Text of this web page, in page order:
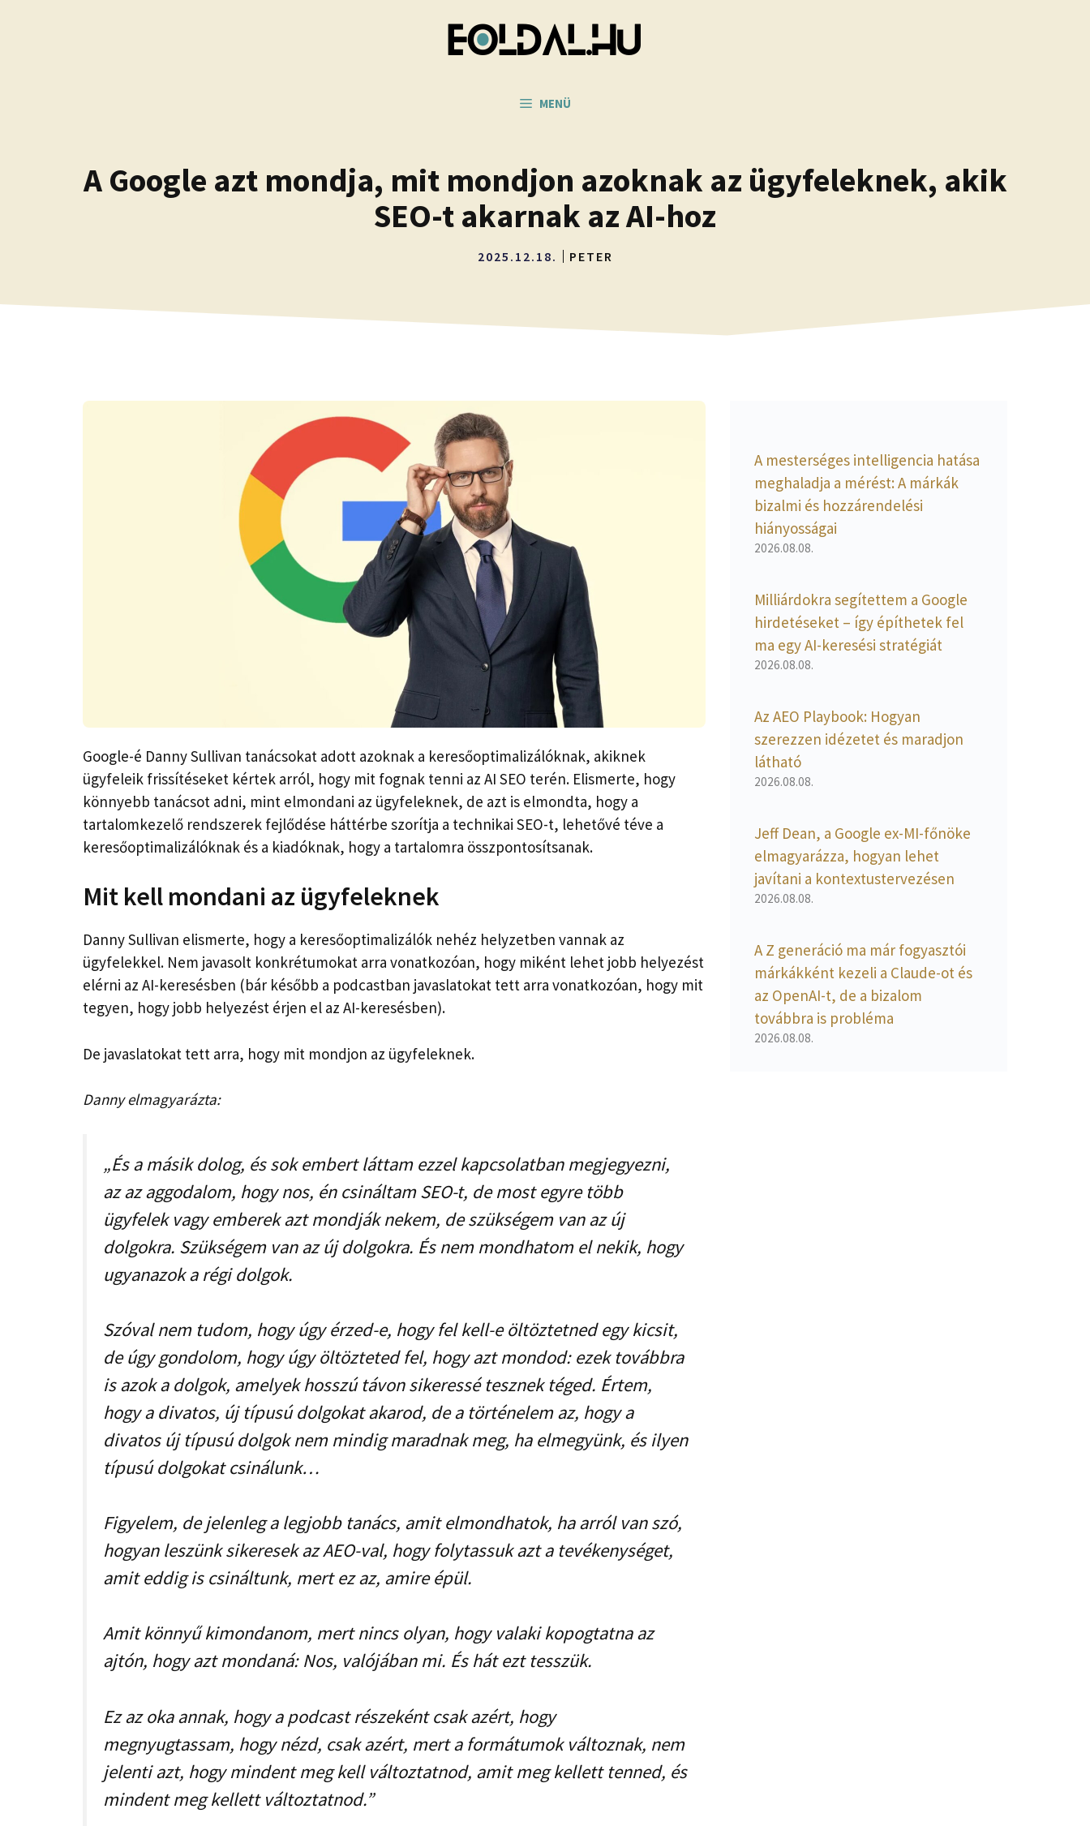
MENÜ
A Google azt mondja, mit mondjon azoknak az ügyfeleknek, akik
SEO-t akarnak az AI-hoz
2025.12.18. PETER
Google-é Danny Sullivan tanácsokat adott azoknak a keresőoptimalizálóknak, akiknek
ügyfeleik frissítéseket kértek arról, hogy mit fognak tenni az AI SEO terén. Elismerte, hogy
könnyebb tanácsot adni, mint elmondani az ügyfeleknek, de azt is elmondta, hogy a
tartalomkezelő rendszerek fejlődése háttérbe szorítja a technikai SEO-t, lehetővé téve a
keresőoptimalizálóknak és a kiadóknak, hogy a tartalomra összpontosítsanak.
Mit kell mondani az ügyfeleknek
Danny Sullivan elismerte, hogy a keresőoptimalizálók nehéz helyzetben vannak az
ügyfelekkel. Nem javasolt konkrétumokat arra vonatkozóan, hogy miként lehet jobb helyezést
elérni az AI-keresésben (bár később a podcastban javaslatokat tett arra vonatkozóan, hogy mit
tegyen, hogy jobb helyezést érjen el az AI-keresésben).
De javaslatokat tett arra, hogy mit mondjon az ügyfeleknek.
Danny elmagyarázta:
„És a másik dolog, és sok embert láttam ezzel kapcsolatban megjegyezni,
az az aggodalom, hogy nos, én csináltam SEO-t, de most egyre több
ügyfelek vagy emberek azt mondják nekem, de szükségem van az új
dolgokra. Szükségem van az új dolgokra. És nem mondhatom el nekik, hogy
ugyanazok a régi dolgok.
Szóval nem tudom, hogy úgy érzed-e, hogy fel kell-e öltöztetned egy kicsit,
de úgy gondolom, hogy úgy öltözteted fel, hogy azt mondod: ezek továbbra
is azok a dolgok, amelyek hosszú távon sikeressé tesznek téged. Értem,
hogy a divatos, új típusú dolgokat akarod, de a történelem az, hogy a
divatos új típusú dolgok nem mindig maradnak meg, ha elmegyünk, és ilyen
típusú dolgokat csinálunk…
Figyelem, de jelenleg a legjobb tanács, amit elmondhatok, ha arról van szó,
hogyan leszünk sikeresek az AEO-val, hogy folytassuk azt a tevékenységet,
amit eddig is csináltunk, mert ez az, amire épül.
Amit könnyű kimondanom, mert nincs olyan, hogy valaki kopogtatna az
ajtón, hogy azt mondaná: Nos, valójában mi. És hát ezt tesszük.
Ez az oka annak, hogy a podcast részeként csak azért, hogy
megnyugtassam, hogy nézd, csak azért, mert a formátumok változnak, nem
jelenti azt, hogy mindent meg kell változtatnod, amit meg kellett tenned, és
mindent meg kellett változtatnod.”
A mesterséges intelligencia hatása
meghaladja a mérést: A márkák
bizalmi és hozzárendelési
hiányosságai
2026.08.08.
Milliárdokra segítettem a Google
hirdetéseket – így építhetek fel
ma egy AI-keresési stratégiát
2026.08.08.
Az AEO Playbook: Hogyan
szerezzen idézetet és maradjon
látható
2026.08.08.
Jeff Dean, a Google ex-MI-főnöke
elmagyarázza, hogyan lehet
javítani a kontextustervezésen
2026.08.08.
A Z generáció ma már fogyasztói
márkákként kezeli a Claude-ot és
az OpenAI-t, de a bizalom
továbbra is probléma
2026.08.08.